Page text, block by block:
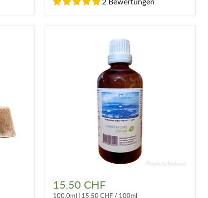
Silber
15
15.50 CHF
100.0ml 15.50 CHF/ 100ml